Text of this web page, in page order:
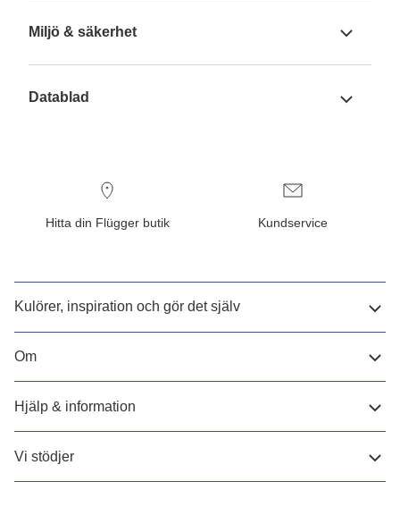
Miljö & säkerhet
Datablad
Hitta din Flügger butik Kundservice
Kulörer, inspiration och gör det själv
Om
Hjälp & information
Vi stödjer